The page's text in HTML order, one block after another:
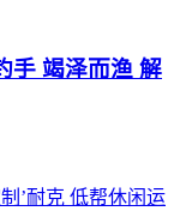
手 竭泽而渔 解